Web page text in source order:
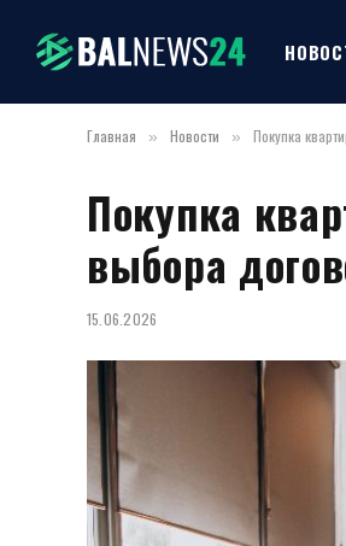
Главная » Новости » Покупка
Покупка
выбора
15.06.2026